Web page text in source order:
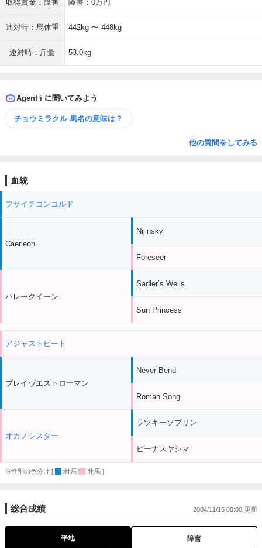
収得賞金：障害 障害：0万円
連対時：馬体重 442kg 〜 448kg
連対時：斤量 53.0kg
Agent i に聞いてみよう
チョウミラクル 馬名の意味は？
他の質問をしてみる
血統
フサイチコンコルド
Caerleon
バレークイーン
Nijinsky
Foreseer
Sadler’s Wells
Sun Princess
アジャストビート
ブレイヴエストローマン
オカノシスター
Never Bend
Roman Song
ラツキーソブリン
ビーナスヤシマ
※性別の色分け [ :牡馬 :牝馬 ]
総合成績 2004/11/15 00:00
平地 障害